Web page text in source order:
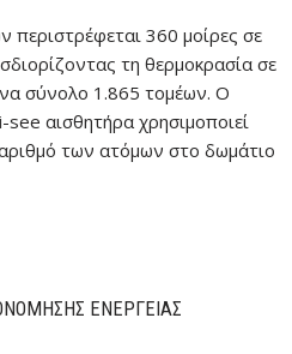
360 μοίρες σε
τη θερμοκρασία σε
σύνολο 1.865 τομέων. Ο
αισθητήρα χρησιμοποιεί
των ατόμων στο δωμάτιο
ΕΝΈΡΓΕΙΑΣ